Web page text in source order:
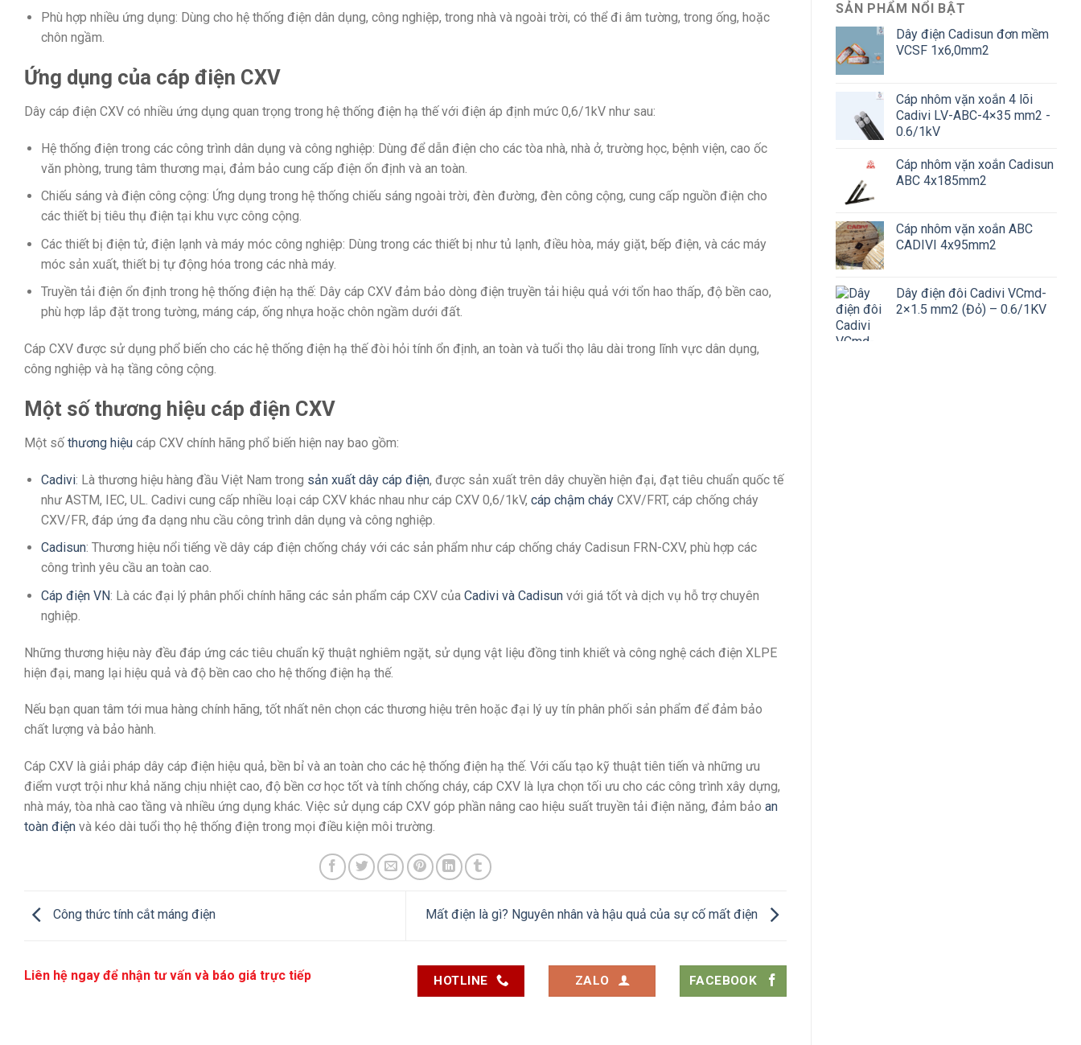
Phù hợp nhiều ứng dụng: Dùng cho hệ thống điện dân dụng, công nghiệp, trong nhà và ngoài trời, có thể đi âm tường, trong ống, hoặc
chôn ngầm.
Ứng dụng của cáp điện CXV
Dây cáp điện CXV có nhiều ứng dụng quan trọng trong hệ thống điện hạ thế với điện áp định mức 0,6/1kV như sau:
Hệ thống điện trong các công trình dân dụng và công nghiệp: Dùng để dẫn điện cho các tòa nhà, nhà ở, trường học, bệnh viện, cao ốc
văn phòng, trung tâm thương mại, đảm bảo cung cấp điện ổn định và an toàn.​
Chiếu sáng và điện công cộng: Ứng dụng trong hệ thống chiếu sáng ngoài trời, đèn đường, đèn công cộng, cung cấp nguồn điện cho
các thiết bị tiêu thụ điện tại khu vực công cộng.​
Các thiết bị điện tử, điện lạnh và máy móc công nghiệp: Dùng trong các thiết bị như tủ lạnh, điều hòa, máy giặt, bếp điện, và các máy
móc sản xuất, thiết bị tự động hóa trong các nhà máy.​
Truyền tải điện ổn định trong hệ thống điện hạ thế: Dây cáp CXV đảm bảo dòng điện truyền tải hiệu quả với tổn hao thấp, độ bền cao,
phù hợp lắp đặt trong tường, máng cáp, ống nhựa hoặc chôn ngầm dưới đất.​
Cáp CXV được sử dụng phổ biến cho các hệ thống điện hạ thế đòi hỏi tính ổn định, an toàn và tuổi thọ lâu dài trong lĩnh vực dân dụng,
công nghiệp và hạ tầng công cộng.
Một số thương hiệu cáp điện CXV
Một số thương hiệu cáp CXV chính hãng phổ biến hiện nay bao gồm:
Cadivi: Là thương hiệu hàng đầu Việt Nam trong sản xuất dây cáp điện, được sản xuất trên dây chuyền hiện đại, đạt tiêu chuẩn quốc tế
như ASTM, IEC, UL. Cadivi cung cấp nhiều loại cáp CXV khác nhau như cáp CXV 0,6/1kV, cáp chậm cháyCXV/FRT, cáp chống cháy
CXV/FR, đáp ứng đa dạng nhu cầu công trình dân dụng và công nghiệp.​
Cadisun: Thương hiệu nổi tiếng về dây cáp điện chống cháy với các sản phẩm như cáp chống cháy Cadisun FRN-CXV, phù hợp các
công trình yêu cầu an toàn cao.​
Cáp điện VN: Là các đại lý phân phối chính hãng các sản phẩm cáp CXV của Cadivi và Cadisunvới giá tốt và dịch vụ hỗ trợ chuyên
nghiệp.​
Những thương hiệu này đều đáp ứng các tiêu chuẩn kỹ thuật nghiêm ngặt, sử dụng vật liệu đồng tinh khiết và công nghệ cách điện XLPE
hiện đại, mang lại hiệu quả và độ bền cao cho hệ thống điện hạ thế.​
Nếu bạn quan tâm tới mua hàng chính hãng, tốt nhất nên chọn các thương hiệu trên hoặc đại lý uy tín phân phối sản phẩm để đảm bảo
chất lượng và bảo hành.
Cáp CXV là giải pháp dây cáp điện hiệu quả, bền bỉ và an toàn cho các hệ thống điện hạ thế. Với cấu tạo kỹ thuật tiên tiến và những ưu
điểm vượt trội như khả năng chịu nhiệt cao, độ bền cơ học tốt và tính chống cháy, cáp CXV là lựa chọn tối ưu cho các công trình xây dựng,
nhà máy, tòa nhà cao tầng và nhiều ứng dụng khác. Việc sử dụng cáp CXV góp phần nâng cao hiệu suất truyền tải điện năng, đảm bảo an
toàn điện và kéo dài tuổi thọ hệ thống điện trong mọi điều kiện môi trường.
Công thức tính cắt máng điện Mất điện là gì? Nguyên nhân và hậu quả của sự cố mất điện
Liên hệ ngay để nhận tư vấn và báo giá trực tiếp HOTLINE ZALO FACEBOOK
SẢN PHẨM NỔI BẬT
Dây điện Cadisun đơn mềm
VCSF 1x6,0mm2
Cáp nhôm vặn xoắn 4 lõi
Cadivi LV-ABC-4×35 mm2 -
0.6/1kV
Cáp nhôm vặn xoắn Cadisun
ABC 4x185mm2
Cáp nhôm vặn xoắn ABC
CADIVI 4x95mm2
Dây điện đôi Cadivi VCmd-
2×1.5 mm2 (Đỏ) – 0.6/1KV